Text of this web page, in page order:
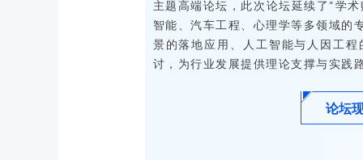
主题高端论坛，此次论坛延续了“学
智能、汽车工程、心理学等多领域的
景的落地应用、人工智能与人因工
讨，为行业发展提供理论支撑与实践
论坛